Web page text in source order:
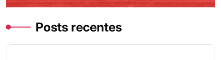
Posts recentes